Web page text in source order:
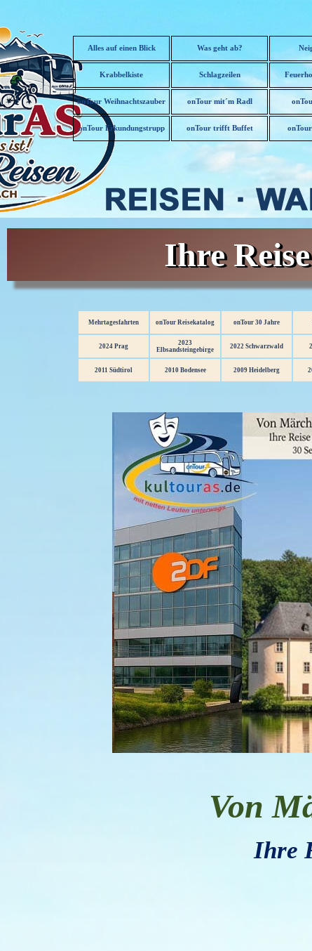
Alles auf einen Blick Was geht ab?
Krabbelkiste Schlagzeilen
onTour Weihnachtszauber ▼
onTour mit´m Radl
onTour Erkundungstrupp ▼
onTour trifft Buffet
Ihre
Mehrtagesfahrten onTour Reisekatalog onTour 30 Jahre
2024 Prag
2023
Elbsandsteingebirge
2022 Schwarzwald
2011 Südtirol 2010 Bodensee 2009 Heidelberg
Von M
Ihre